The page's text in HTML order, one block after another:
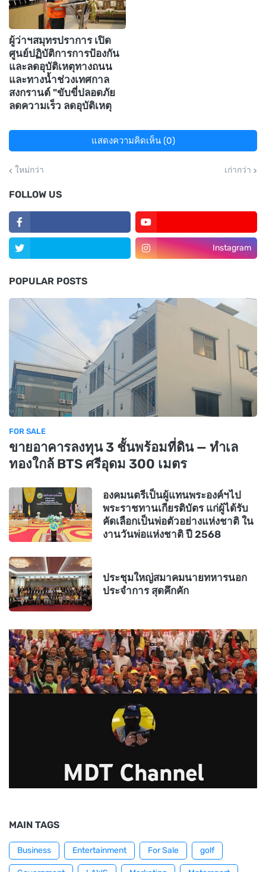
ผู้ว่าฯสมุทรปราการ เปิด
ศูนย์ปฏิบัติการการป้องกัน
และลดอุบัติเหตุทางถนน
และทางน้ำช่วงเทศกาล
สงกรานต์ "ขับขี่ปลอดภัย
ลดความเร็ว ลดอุบัติเหตุ
แสดงความคิดเห็น (0)
ใหม่กว่า เก่ากว่า
FOLLOW US
Instagram
POPULAR POSTS
FOR SALE
ขายอาคารลงทุน 3 ชั้นพร้อมที่ดิน — ทำเล
ทองใกล้ BTS ศรีอุดม 300 เมตร
องคมนตรีเป็นผู้แทนพระองค์ฯไป
พระราชทานเกียรติบัตร แก่ผู้ได้รับ
คัดเลือกเป็นพ่อตัวอย่างแห่งชาติ ใน
งานวันพ่อแห่งชาติ ปี 2568
ประชุมใหญ่สมาคมนายทหารนอก
ประจำการ สุดคึกคัก
MAIN TAGS
Business Entertainment For Sale golf